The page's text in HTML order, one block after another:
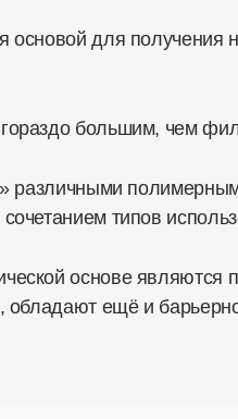
для получения
большим, чем
различными
типов
основе
обладают ещё и